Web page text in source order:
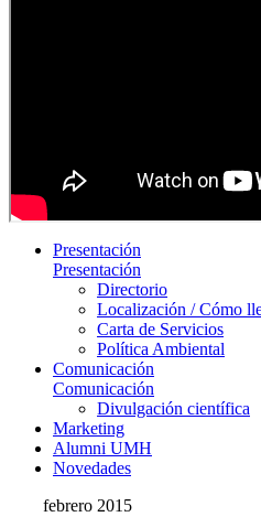
Presentación
Presentación
Directorio
Localización / Cómo
Carta de Servicios
Política Ambiental
Comunicación
Comunicación
Divulgación científica
Marketing
Alumni UMH
Novedades
febrero 2015